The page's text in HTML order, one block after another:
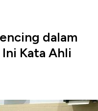
dalam
Kata Ahli